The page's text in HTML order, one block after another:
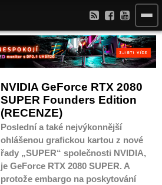
NVIDIA GeForce RTX 2080
SUPER Founders Edition
(RECENZE)
Poslední a také nejvýkonnější
ohlášenou grafickou kartou z nové
řady „SUPER“ společnosti NVIDIA,
je GeForce RTX 2080 SUPER. A
protože embargo na poskytování